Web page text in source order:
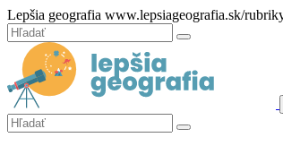
Hore
Lepšia geografia www.lepsiageografia.sk/
Zatvoriť
Hľadať:
Hľadať
Hľadať:
Hľadať